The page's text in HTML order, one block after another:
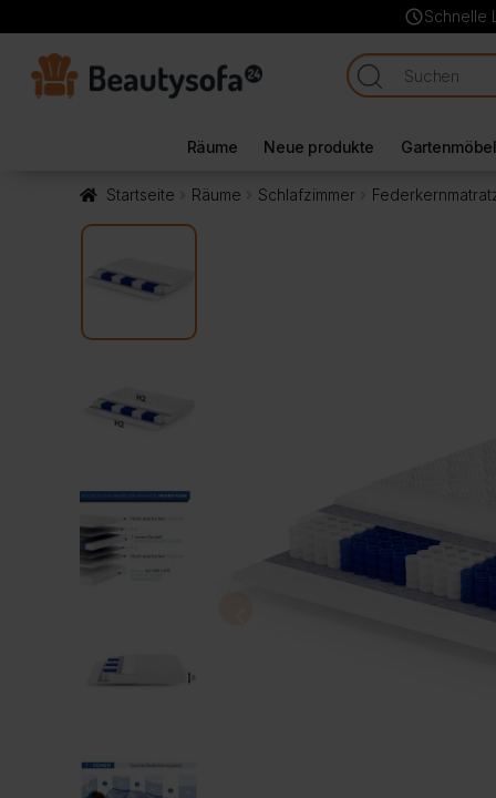
scheduleSchnelle
Räume Neue produkte Gartenmöbel
Startseite Räume Schlafzimmer